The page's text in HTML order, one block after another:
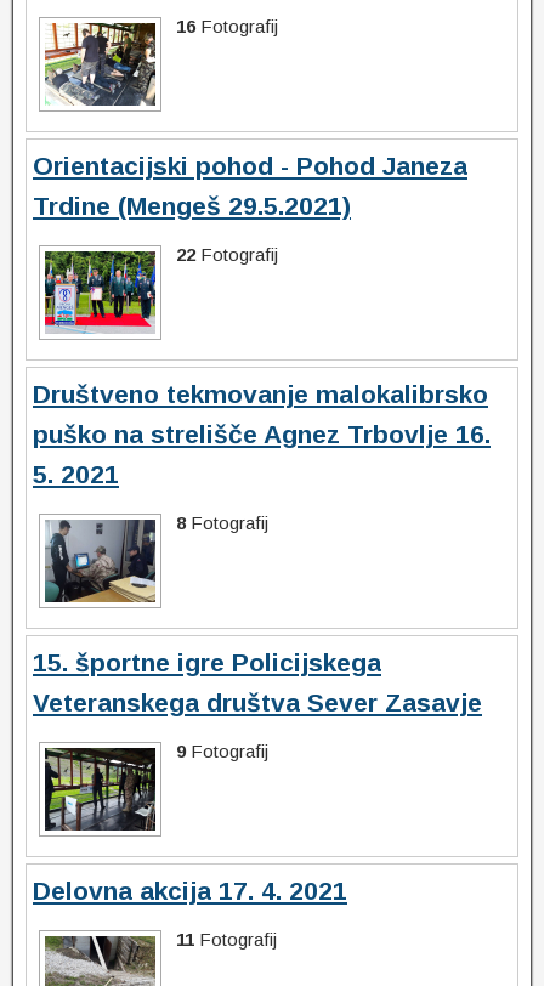
16Fotografij
Orientacijski pohod - Pohod Janeza
Trdine (Mengeš 29.5.2021)
22 Fotografij
Društveno tekmovanje malokalibrsko
puško na strelišče Agnez Trbovlje 16.
5. 2021
8 Fotografij
15. športne igre Policijskega
Veteranskega društva Sever Zasavje
9Fotografij
Delovna akcija 17. 4. 2021
11 Fotografij